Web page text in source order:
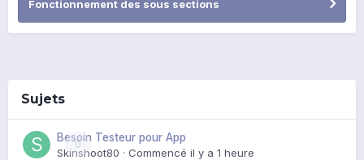
Fonctionnement des sous sections
Sujets
0
Besoin Testeur pour App
Skinshoot80 · Commencé il y a 1 heure